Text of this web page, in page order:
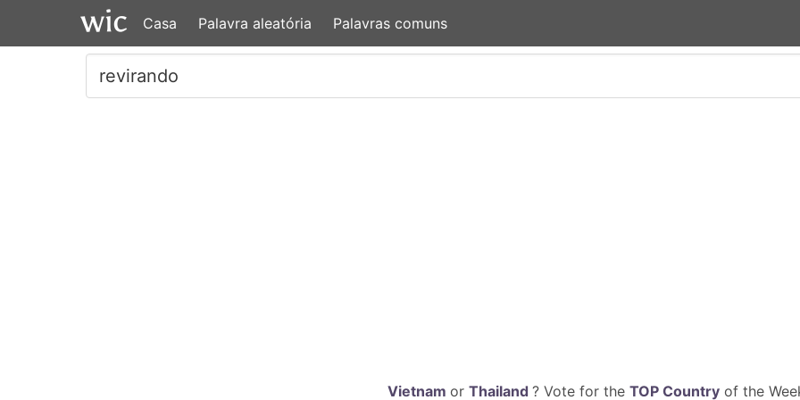
Casa Palavra aleatória Palavras comuns
Vietnam or Thailand ? Vote for the TOP Countryof the